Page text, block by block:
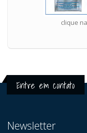
clique
Entre em contato
Newsletter